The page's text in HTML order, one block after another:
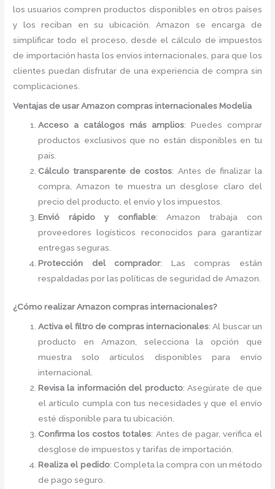
los usuarios compren productos disponibles en otros países
y los reciban en su ubicación. Amazon se encarga de
simplificar todo el proceso, desde el cálculo de impuestos
de importación hasta los envíos internacionales, para que los
clientes puedan disfrutar de una experiencia de compra sin
complicaciones.
Ventajas de usar Amazon compras internacionales Modelia
Acceso a catálogos más amplios: Puedes comprar
productos exclusivos que no están disponibles en tu
país.
Cálculo transparente de costos: Antes de finalizar la
compra, Amazon te muestra un desglose claro del
precio del producto, el envío y los impuestos.
Envió rápido y confiable: Amazon trabaja con
proveedores logísticos reconocidos para garantizar
entregas seguras.
Protección del comprador: Las compras están
respaldadas por las políticas de seguridad de Amazon.
¿Cómo realizar Amazon compras internacionales?
Activa el filtro de compras internacionales: Al buscar un
producto en Amazon, selecciona la opción que
muestra solo artículos disponibles para envío
internacional.
Revisa la información del producto: Asegúrate de que
el artículo cumpla con tus necesidades y que el envío
esté disponible para tu ubicación.
Confirma los costos totales: Antes de pagar, verifica el
desglose de impuestos y tarifas de importación.
Realiza el pedido: Completa la compra con un método
de pago seguro.